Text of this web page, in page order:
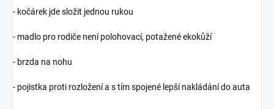
- kočárek jde složit jednou rukou
- madlo pro rodiče není polohovací, potažené ekokůží
- brzda na nohu
- pojistka proti rozložení a s tím spojené lepší nakládání do auta